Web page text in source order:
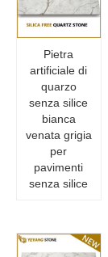
Pietra
artificiale di
quarzo
senza silice
bianca
venata grigia
per
pavimenti
senza silice